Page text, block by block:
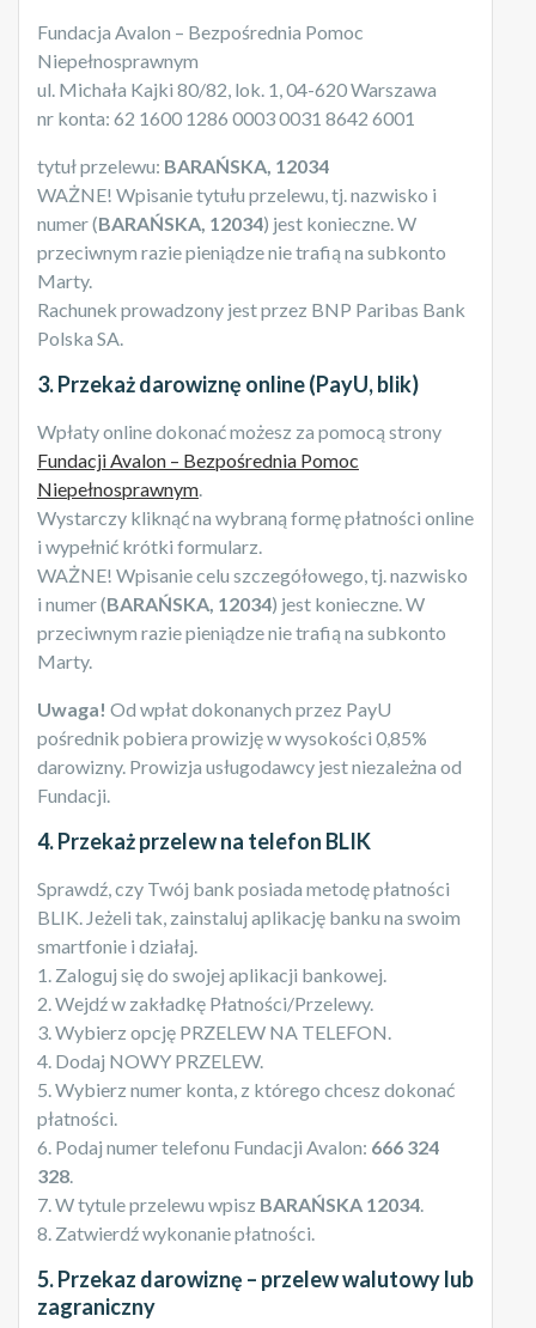
Fundacja Avalon – Bezpośrednia Pomoc
Niepełnosprawnym
ul. Michała Kajki 80/82, lok. 1, 04-620 Warszawa
nr konta: 62 1600 1286 0003 0031 8642 6001
tytuł przelewu: BARAŃSKA, 12034
WAŻNE! Wpisanie tytułu przelewu, tj. nazwisko i
numer (BARAŃSKA, 12034) jest konieczne. W
przeciwnym razie pieniądze nie trafią na subkonto
Marty.
Rachunek prowadzony jest przez BNP Paribas Bank
Polska SA.
3. Przekaż darowiznę online (PayU, blik)
Wpłaty online dokonać możesz za pomocą strony
Fundacji Avalon – Bezpośrednia Pomoc
Niepełnosprawnym.
Wystarczy kliknąć na wybraną formę płatności online
i wypełnić krótki formularz.
WAŻNE! Wpisanie celu szczegółowego, tj. nazwisko
i numer (BARAŃSKA, 12034) jest konieczne. W
przeciwnym razie pieniądze nie trafią na subkonto
Marty.
Uwaga! Od wpłat dokonanych przez PayU
pośrednik pobiera prowizję w wysokości 0,85%
darowizny. Prowizja usługodawcy jest niezależna od
Fundacji.
4. Przekaż przelew na telefon BLIK
Sprawdź, czy Twój bank posiada metodę płatności
BLIK. Jeżeli tak, zainstaluj aplikację banku na swoim
smartfonie i działaj.
1. Zaloguj się do swojej aplikacji bankowej.
2. Wejdź w zakładkę Płatności/Przelewy.
3. Wybierz opcję PRZELEW NA TELEFON.
4. Dodaj NOWY PRZELEW.
5. Wybierz numer konta, z którego chcesz dokonać
płatności.
6. Podaj numer telefonu Fundacji Avalon: 666 324
328.
7. W tytule przelewu wpisz BARAŃSKA 12034.
8. Zatwierdź wykonanie płatności.
5. Przekaz darowiznę – przelew walutowy lub
zagraniczny